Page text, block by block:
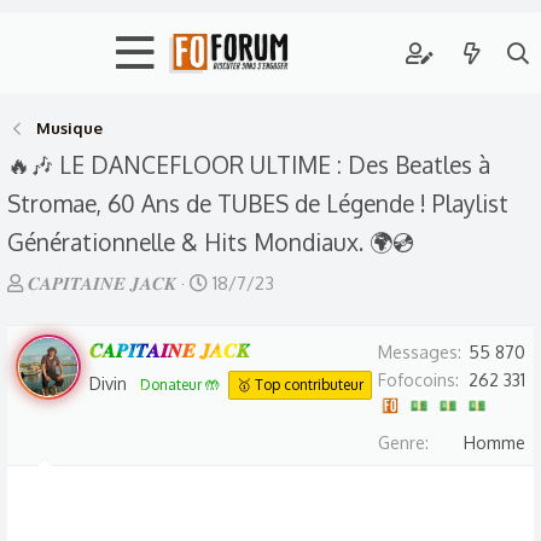
Musique
🔥🎶 LE DANCEFLOOR ULTIME : Des Beatles à
Stromae, 60 Ans de TUBES de Légende ! Playlist
Générationnelle & Hits Mondiaux. 🌍💿
A
t
e
u
𝑪𝑨𝑷𝑰𝑻𝑨𝑰𝑵𝑬 𝑱𝑨𝑪𝑲
D
t
18/7/23
𝑪𝑨𝑷𝑰𝑻𝑨𝑰𝑵𝑬 𝑱𝑨𝑪𝑲
Divin Donateur 🤲 🥇 Top contributeur
Messages
55 870
Fofocoins
262 331
Genre Homme